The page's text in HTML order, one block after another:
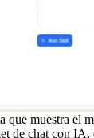
que muestra el
de chat con IA,